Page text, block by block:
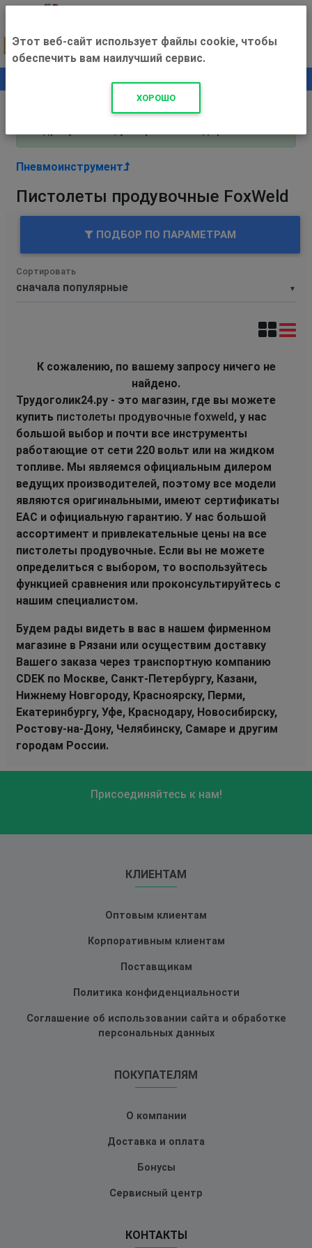
+500 ₽
Внимание! С 3 августа магазин работает по
Пневмоинструмент
Пистолеты продувочные FoxWeld
ПОДБОР ПО ПАРАМЕТРАМ
▼
Сортировать
К сожалению, по вашему запросу ничего не
найдено.
Трудоголик24.ру - это магазин, где вы можете
купить пистолеты продувочные foxweld, у нас
большой выбор и почти все инструменты
работающие от сети 220 вольт или на жидком
топливе. Мы являемся официальным дилером
ведущих производителей, поэтому все модели
являются оригинальными, имеют сертификаты
EAC и официальную гарантию. У нас большой
ассортимент и привлекательные цены на все
пистолеты продувочные. Если вы не можете
определиться с выбором, то воспользуйтесь
функцией сравнения или проконсультируйтесь с
нашим специалистом.
Будем рады видеть в вас в нашем фирменном
магазине в Рязани или осуществим доставку
Вашего заказа через транспортную компанию
CDEK по Москве, Санкт-Петербургу, Казани,
Нижнему Новгороду, Красноярску, Перми,
Екатеринбургу, Уфе, Краснодару, Новосибирску,
Ростову-на-Дону, Челябинску, Самаре и другим
городам России.
Присоединяйтесь к нам!
КЛИЕНТАМ
Оптовым клиентам
Корпоративным клиентам
Поставщикам
Политика конфиденциальности
Соглашение об использовании сайта и обработке
персональных данных
ПОКУПАТЕЛЯМ
О компании
Доставка и оплата
Бонусы
Сервисный центр
КОНТАКТЫ
Этот веб-сайт использует файлы cookie, чтобы
обеспечить вам наилучший сервис.
ХОРОШО